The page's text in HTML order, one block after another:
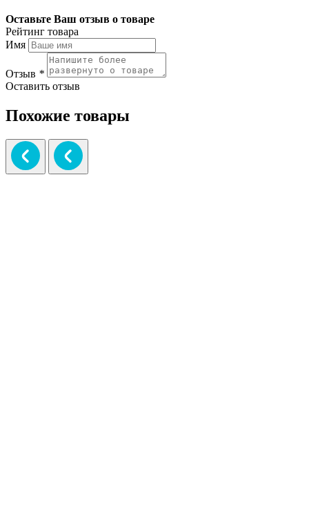
Оставьте Ваш отзыв о товаре
Рейтинг товара
Имя
Отзыв *
Оставить отзыв
Похожие товары